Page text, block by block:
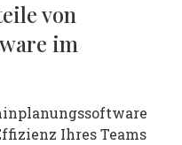
von
im
Ihres Teams